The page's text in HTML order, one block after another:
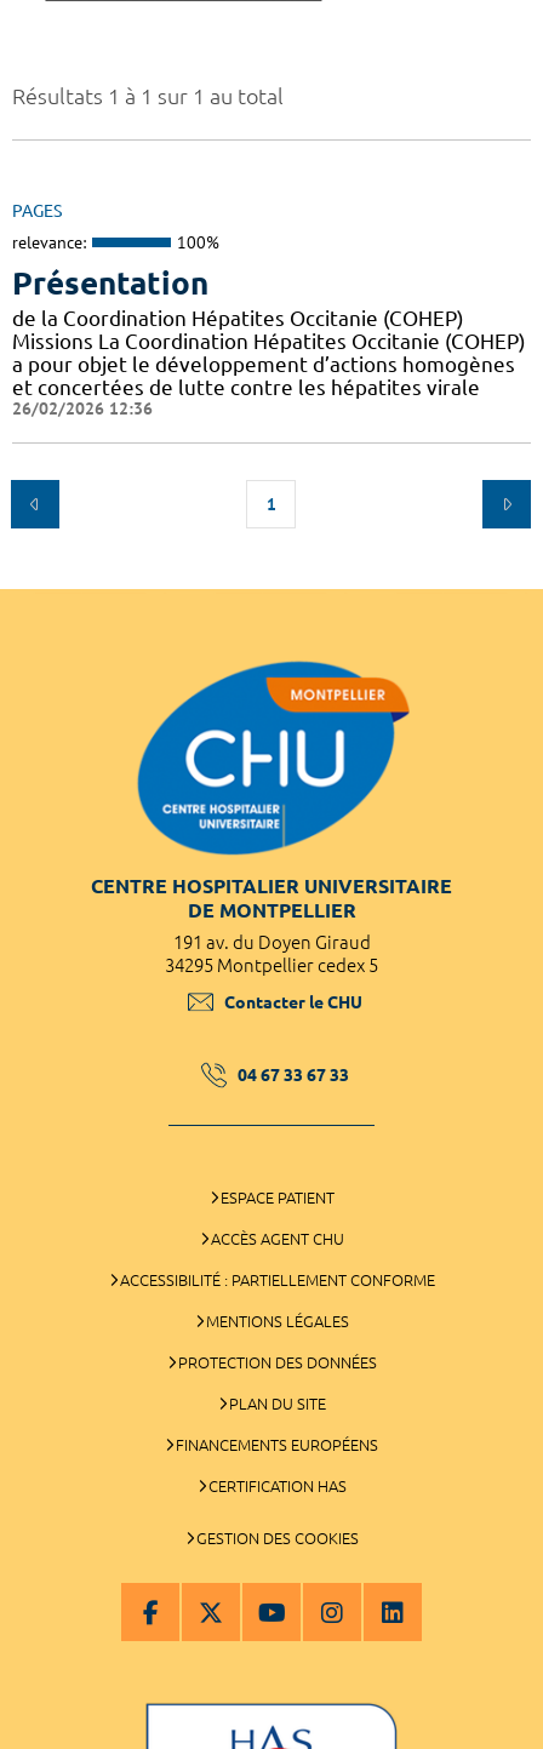
Résultats 1 à 1 sur 1 au total
PAGES
relevance: 100%
Présentation
de la Coordination Hépatites Occitanie (COHEP)
Missions La Coordination Hépatites Occitanie (COHEP)
a pour objet le développement d’actions homogènes
et concertées de lutte contre les hépatites virale
26/02/2026 12:36
1
CENTRE HOSPITALIER UNIVERSITAIRE
DE MONTPELLIER
191 av. du Doyen Giraud
34295 Montpellier cedex 5
Contacter le CHU
04 67 33 67 33
ESPACE PATIENT
ACCÈS AGENT CHU
ACCESSIBILITÉ : PARTIELLEMENT CONFORME
MENTIONS LÉGALES
PROTECTION DES DONNÉES
PLAN DU SITE
FINANCEMENTS EUROPÉENS
CERTIFICATION HAS
GESTION DES COOKIES